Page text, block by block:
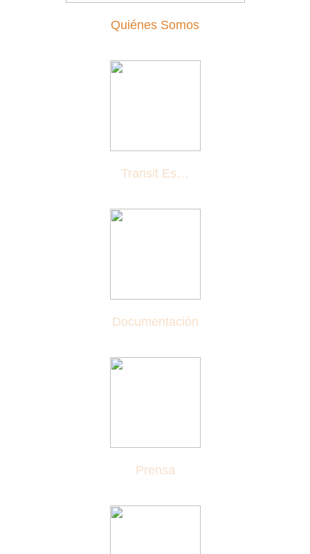
Quiénes Somos
Transit Es…
Documentación
Prensa